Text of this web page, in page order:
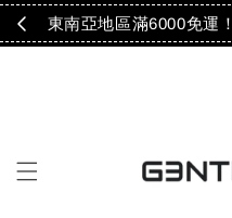
！ 東南亞地區滿6000免運